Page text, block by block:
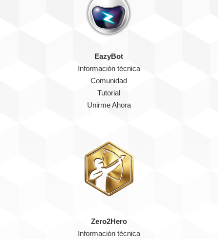
EazyBot
Información técnica
Comunidad
Tutorial
Unirme Ahora
Zero2Hero
Información técnica